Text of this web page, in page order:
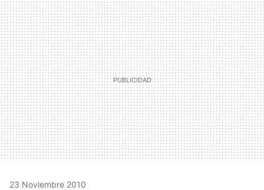
MAIL
23 Noviembre 2010